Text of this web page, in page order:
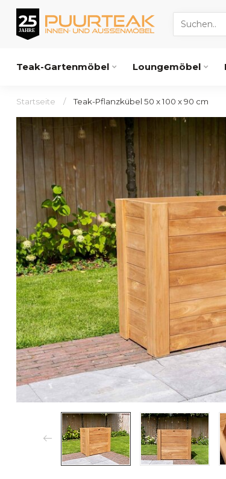
Teak-Gartenmöbel Loungemöbel
Startseite / Teak-Pflanzkübel 50 x 100 x 90 cm